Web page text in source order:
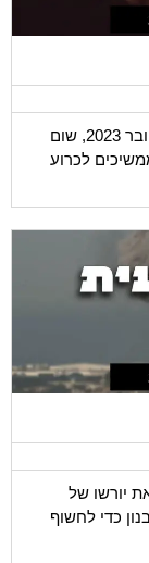
למרות שעברה שנה שלמה מאז השבעה באוקטובר 2023, שום
לכרוע
יורשו של
כדי לחשוף